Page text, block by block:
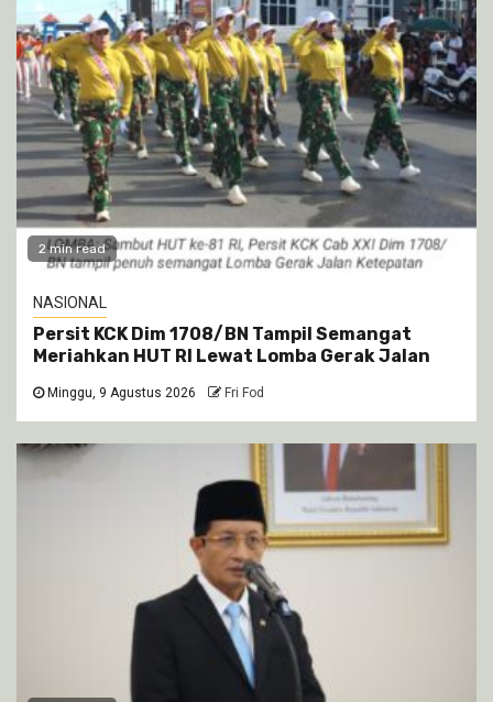
2 min read
NASIONAL
Persit KCK Dim 1708/BN Tampil Semangat
Meriahkan HUT RI Lewat Lomba Gerak Jalan
Minggu, 9 Agustus 2026 Fri Fod